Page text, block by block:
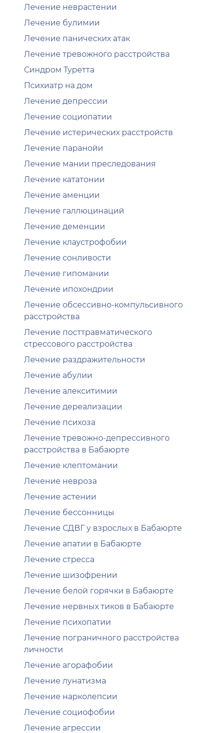
Лечение неврастении
Лечение булимии
Лечение панических атак
Лечение тревожного расстройства
Синдром Туретта
Психиатр на дом
Лечение депрессии
Лечение социопатии
Лечение истерических расстройств
Лечение паранойи
Лечение мании преследования
Лечение кататонии
Лечение аменции
Лечение галлюцинаций
Лечение деменции
Лечение клаустрофобии
Лечение сонливости
Лечение гипомании
Лечение ипохондрии
Лечение обсессивно-компульсивного
расстройства
Лечение посттравматического
стрессового расстройства
Лечение раздражительности
Лечение абулии
Лечение алекситимии
Лечение дереализации
Лечение психоза
Лечение тревожно-депрессивного
расстройства в Бабаюрте
Лечение клептомании
Лечение невроза
Лечение астении
Лечение бессонницы
Лечение СДВГ у взрослых в Бабаюрте
Лечение апатии в Бабаюрте
Лечение стресса
Лечение шизофрении
Лечение белой горячки в Бабаюрте
Лечение нервных тиков в Бабаюрте
Лечение психопатии
Лечение пограничного расстройства
личности
Лечение агорафобии
Лечение лунатизма
Лечение нарколепсии
Лечение социофобии
Лечение агрессии